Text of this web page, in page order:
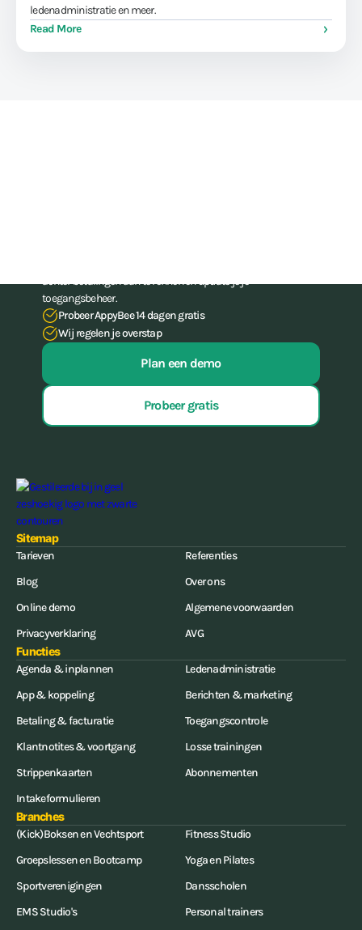
ledenadministratie en meer.
Read More
achter betalingen aan te rennen én update je je
toegangsbeheer.
Probeer AppyBee 14 dagen gratis
Wij regelen je overstap
Plan een demo
Probeer gratis
Sitemap
Tarieven
Referenties
Blog
Over ons
Online demo
Algemene voorwaarden
Privacyverklaring
AVG
Functies
Agenda & inplannen
Ledenadministratie
App & koppeling
Berichten & marketing
Betaling & facturatie
Toegangscontrole
Klantnotites & voortgang
Losse trainingen
Strippenkaarten
Abonnementen
Intakeformulieren
Branches
(Kick)Boksen en Vechtsport
Fitness Studio
Groepslessen en Bootcamp
Yoga en Pilates
Sportverenigingen
Dansscholen
EMS Studio's
Personal trainers